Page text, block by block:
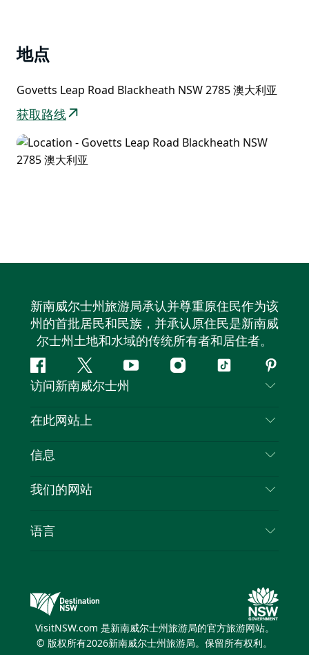
地点
Govetts Leap Road Blackheath NSW 2785 澳大利亚
获取路线
新南威尔士州旅游局承认并尊重原住民作为该
州的首批居民和民族，并承认原住民是新南威
尔士州土地和水域的传统所有者和居住者。
Facebook叽
叽
喳
YouTubeInstagram
抖
访问新南威尔士州
联系我们
隐私
Cookie 通知
在此网站上
目的地
新南威尔士州公路旅行
活动
信息
旅行信息
新南威尔士州的商业
我们的网站
新南威尔士州旅游局媒体中心
缤纷悉尼灯光音乐节
语言
VisitNSW.com 是新南威尔士州旅游局的官方旅游网站。
© 版权所有2026新南威尔士州旅游局。保留所有权利。